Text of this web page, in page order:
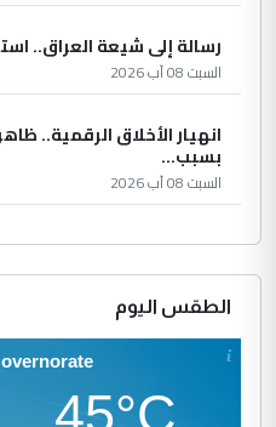
رسالة إلى شيعة العراق..
السبت 08 آب 2026
انهيار الأخلاق الرقمية..
بسبب...
السبت 08 آب 2026
الطقس اليوم
45°C